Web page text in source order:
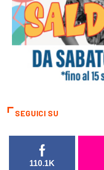
SEGUICI SU
110.1K